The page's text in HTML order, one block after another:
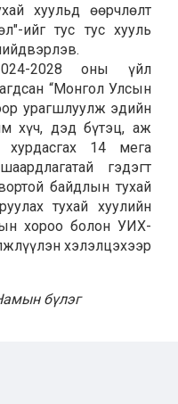
хуульд өөрчлөлт
ийг тус тус хууль
2028 оны үйл
“Монгол Улсын
урагшлуулж эдийн
хүч, дэд бүтэц, аж
хурдасгах 14 мега
гэдэгт
байдлын тухай
тухай хуулийн
хороо болон УИХ-
хэлэлцэхээр
бүлэг